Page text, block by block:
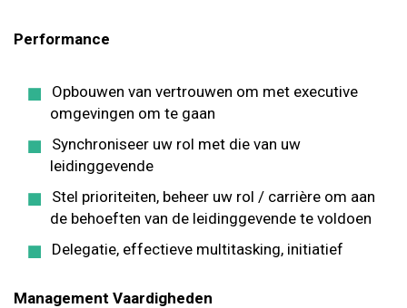
Performance
Opbouwen van vertrouwen om met executive
omgevingen om te gaan
Synchroniseer uw rol met die van uw
leidinggevende
Stel prioriteiten, beheer uw rol / carrière om aan
de behoeften van de leidinggevende te voldoen
Delegatie, effectieve multitasking, initiatief
Management Vaardigheden